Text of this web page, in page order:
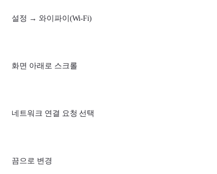
설정 → 와이파이(Wi-Fi)
화면 아래로 스크롤
네트워크 연결 요청 선택
끔으로 변경